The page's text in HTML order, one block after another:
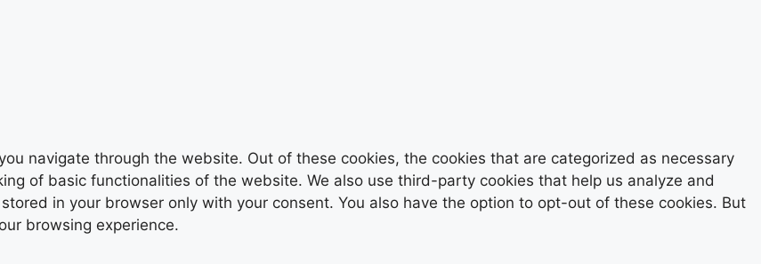
navigate through the website. Out of these cookies, the cookies that are categorized as necessary
of basic functionalities of the website. We also use third-party cookies that help us analyze and
in your browser only with your consent. You also have the option to opt-out of these cookies. But
browsing experience.